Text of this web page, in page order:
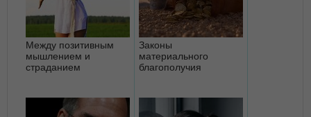
Между позитивным
мышлением и
страданием
Законы
материального
благополучия